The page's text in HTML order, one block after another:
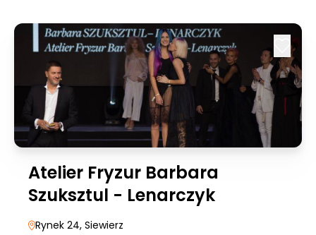
Atelier Fryzur Barbara
Szuksztul - Lenarczyk
Rynek 24, Siewierz